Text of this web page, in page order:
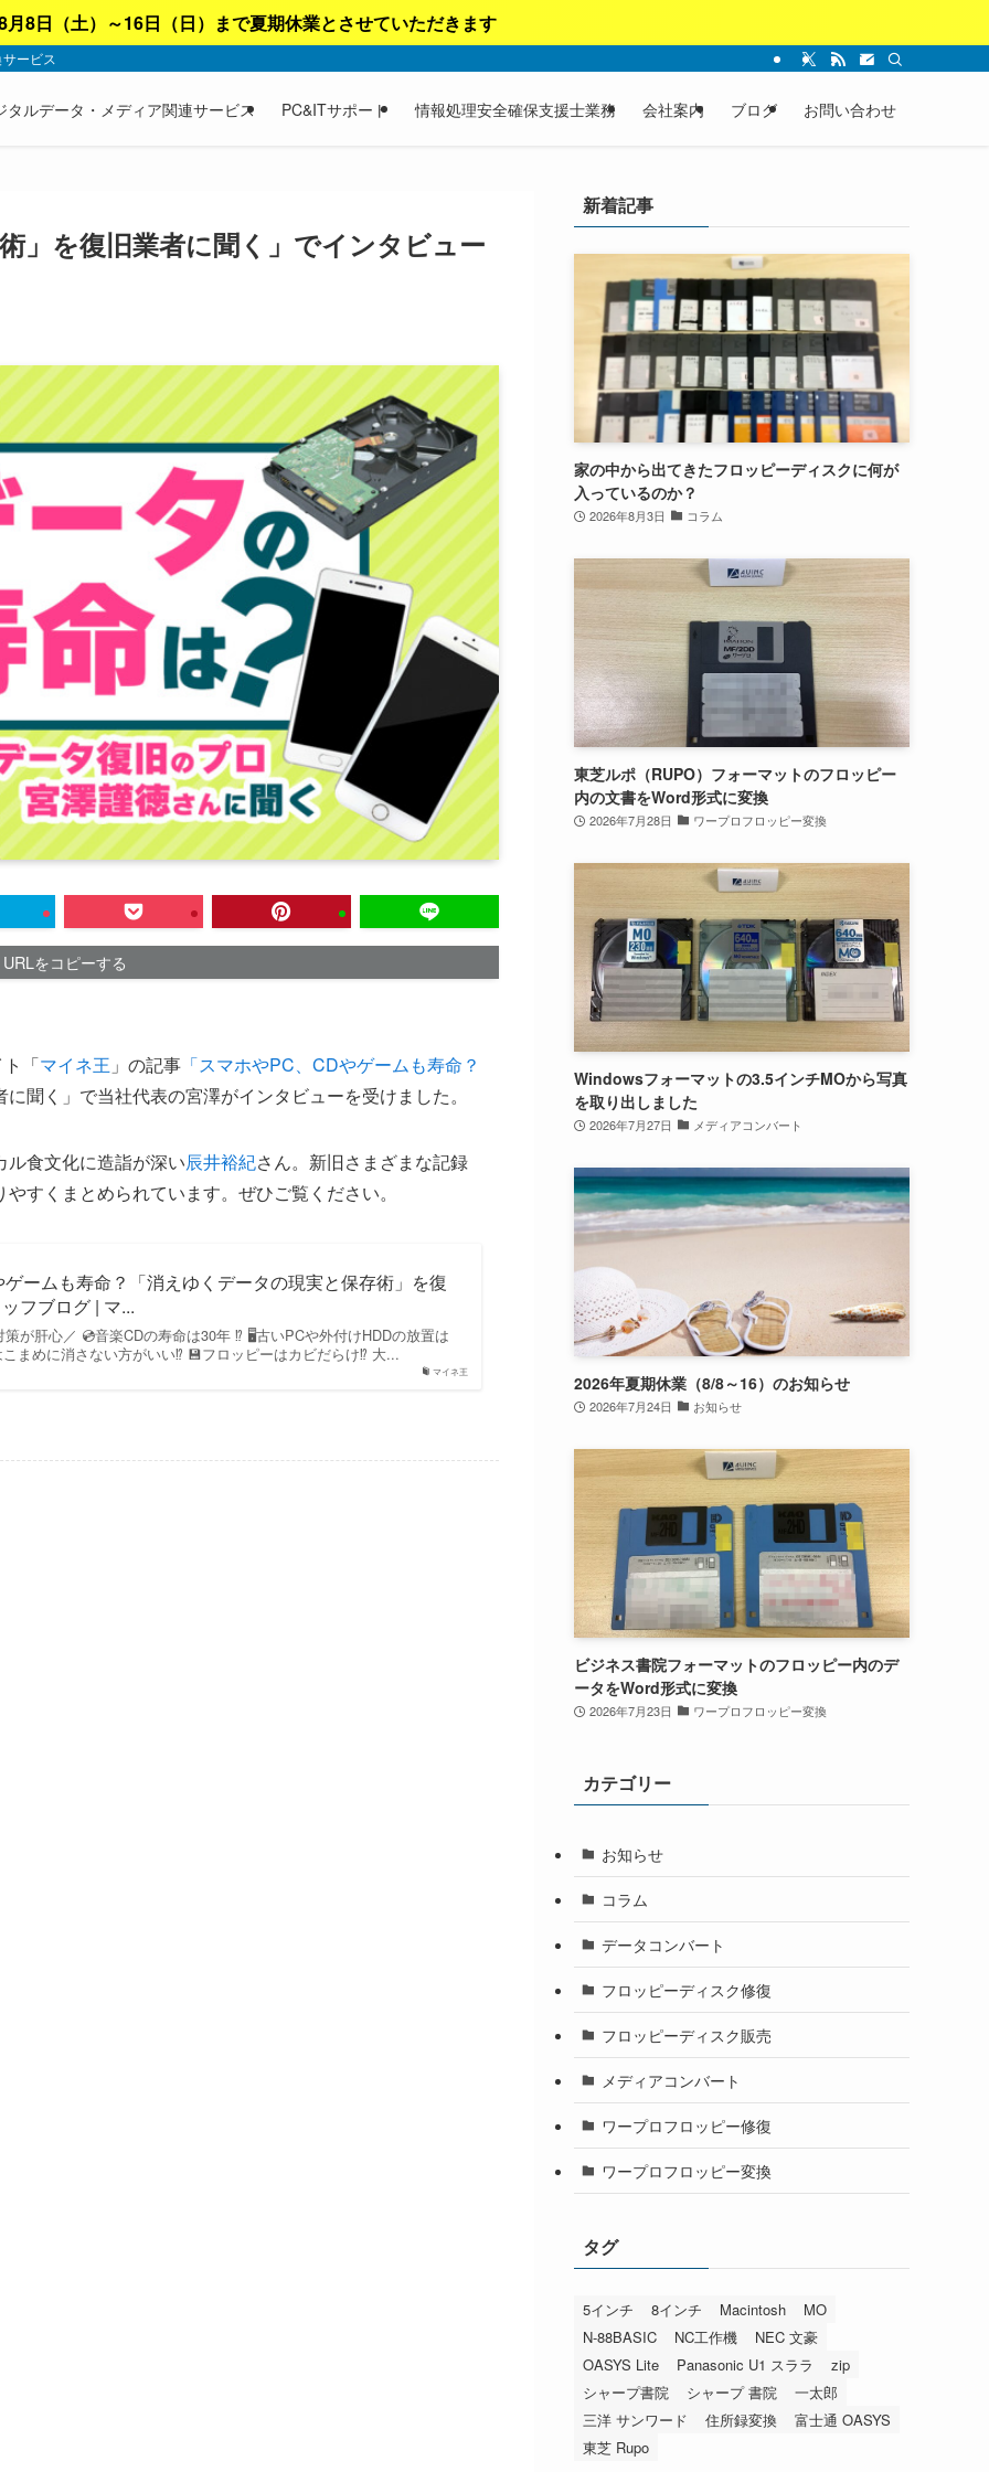
月8日（土）～16日（日）まで夏期休業とさせていただきます
ービス
タルデータ・メディア関連サービス PC&ITサポート 情報処理安全確保支援士業務 会社案内 ブログ お問い合わせ
」を復旧業者に聞く」でインタビュー
URLをコピーする
「マイネ王 」の記事 「スマホやPC、CDやゲームも寿命？
に聞く」で当社代表の宮澤がインタビューを受けました。
食文化に造詣が深い辰井裕紀さん。新旧さまざまな記録
すくまとめられています。ぜひご覧ください。
マイネ王
ームも寿命？「消えゆくデータの現実と保存術」を復
フブログ | マ...
が肝心／ 💿音楽CDの寿命は30年 ⁉ 🖥️古いPCや外付けHDDの放置は
まめに消さない方がいい⁉ 💾フロッピーはカビだらけ⁉ 大...
新着記事
家の中から出てきたフロッピーディスクに何が
入っているのか？
2026年8月3日 コラム
東芝ルポ（RUPO）フォーマットのフロッピー
内の文書をWord形式に変換
2026年7月28日 ワープロフロッピー変換
Windowsフォーマットの3.5インチMOから写真
を取り出しました
2026年7月27日 メディアコンバート
2026年夏期休業（8/8～16）のお知らせ
2026年7月24日 お知らせ
ビジネス書院フォーマットのフロッピー内のデ
ータをWord形式に変換
2026年7月23日 ワープロフロッピー変換
カテゴリー
お知らせ
コラム
データコンバート
フロッピーディスク修復
フロッピーディスク販売
メディアコンバート
ワープロフロッピー修復
ワープロフロッピー変換
タグ
5インチ 8インチ Macintosh
MO
N-88BASIC
NC工作機
NEC 文豪
OASYS Lite
Panasonic U1 スララ
zip
シャープ書院
シャープ 書院
一太郎
三洋 サンワード
住所録変換
富士通 OASYS
東芝 Rupo